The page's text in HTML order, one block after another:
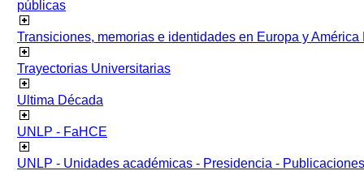
públicas
Transiciones, memorias e identidades en Europa y América
Trayectorias Universitarias
Ultima Década
UNLP - FaHCE
UNLP - Unidades académicas - Presidencia - Publicaciones